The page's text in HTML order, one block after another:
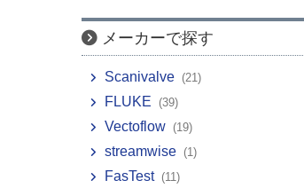
メーカーで探す
Scanivalve (21)
FLUKE (39)
Vectoflow (19)
streamwise (1)
FasTest (11)